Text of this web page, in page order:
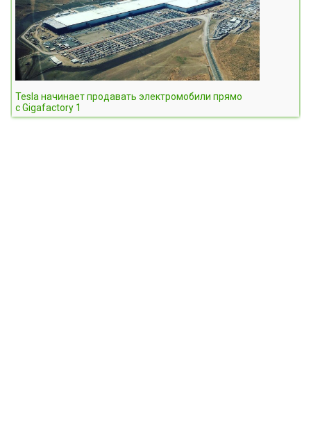
Tesla начинает продавать электромобили прямо
с Gigafactory 1